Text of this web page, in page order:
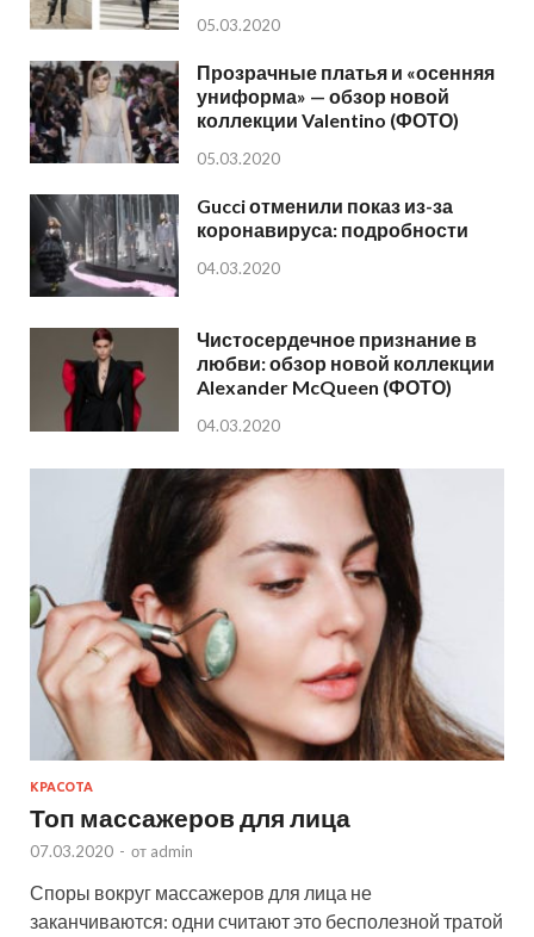
05.03.2020
Прозрачные платья и «осенняя
униформа» — обзор новой
коллекции Valentino (ФОТО)
05.03.2020
Gucci отменили показ из-за
коронавируса: подробности
04.03.2020
Чистосердечное признание в
любви: обзор новой коллекции
Alexander McQueen (ФОТО)
04.03.2020
КРАСОТА
Топ массажеров для лица
07.03.2020 - от admin
Споры вокруг массажеров для лица не
заканчиваются: одни считают это бесполезной тратой